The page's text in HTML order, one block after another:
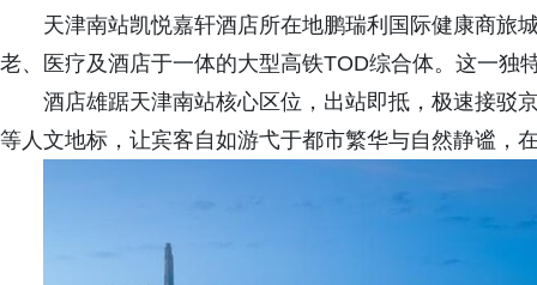
天津南站凯悦嘉轩酒店所在地鹏瑞利国际健康商旅
老、医疗及酒店于一体的大型高铁TOD综合体。这一独
酒店雄踞天津南站核心区位，出站即抵，极速接驳
等人文地标，让宾客自如游弋于都市繁华与自然静谧，